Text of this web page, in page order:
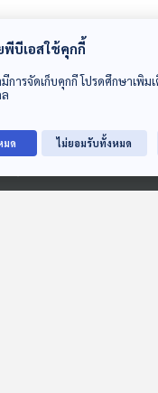
Application
ยงและแพร่ภาพสาธารณะแห่งประเทศไทย
พีบีเอสใช้คุกกี้
มีการจัดเก็บคุกกี้ โปรดศึกษาเพิ่
มด ไม่ยอมรับทั้งหมด